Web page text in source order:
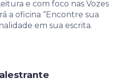
e com foco nas Vozes
a oficina “Encontre sua
em sua escrita.